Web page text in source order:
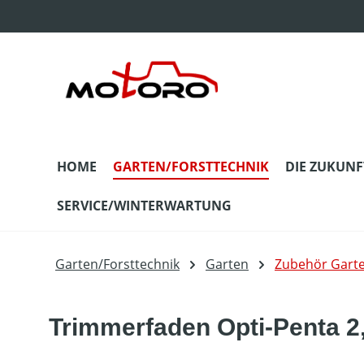
HOME GARTEN/FORSTTECHNIK DIE
SERVICE/WINTERWARTUNG
Garten/Forsttechnik Garten Zubehör
Trimmerfaden Opti-Penta